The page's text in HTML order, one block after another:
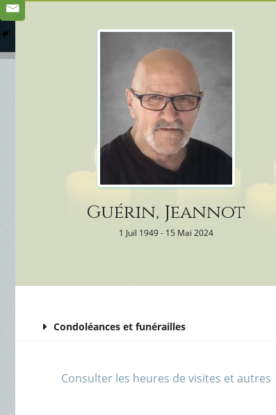
Services Funéraires
Guérin, Jeannot
1 Juil 1949 - 15 Mai 2024
Condoléances et funérailles
Consulter les heures de visites et autres